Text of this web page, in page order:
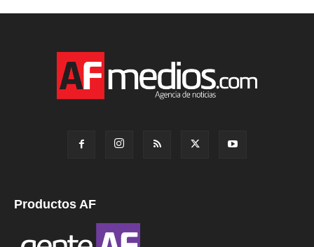
Productos AF